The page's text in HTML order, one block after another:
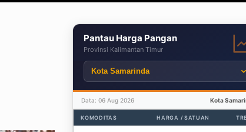
Pantau Harga Pangan
Provinsi Kalimantan Timur
Data: 06 Aug 2026 Kota
KOMODITAS HARGA / SATUAN